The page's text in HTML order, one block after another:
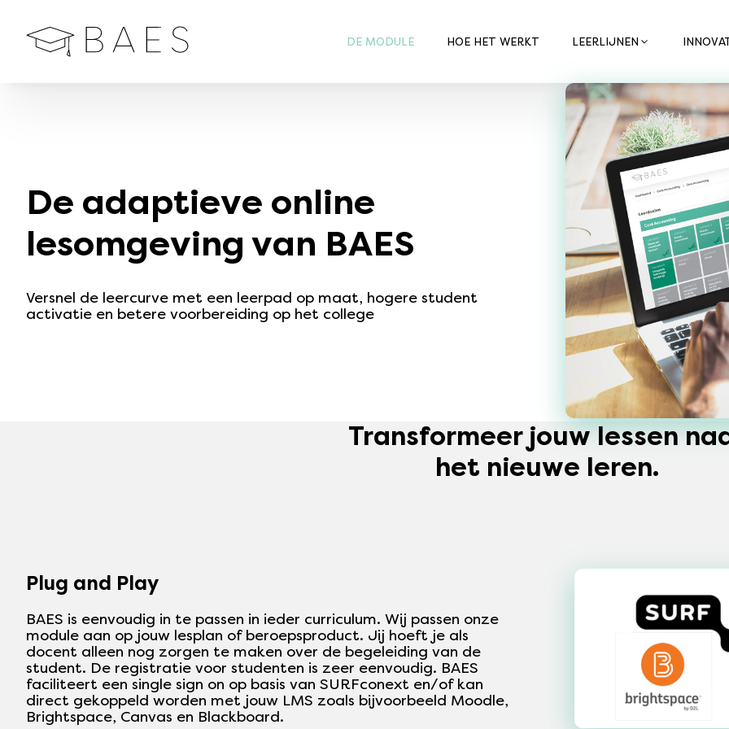
DE MODULE HOE HET WERKT LEERLIJNEN
De adaptieve online
lesomgeving van BAES
Versnel de leercurve met een leerpad op maat, hogere student
activatie en betere voorbereiding op het college
Transformeer jouw lessen
het nieuwe leren.
Plug and Play
BAES is eenvoudig in te passen in ieder curriculum. Wij passen onze
module aan op jouw lesplan of beroepsproduct. Jij hoeft je als
docent alleen nog zorgen te maken over de begeleiding van de
student. De registratie voor studenten is zeer eenvoudig. BAES
faciliteert een single sign on op basis van SURFconext en/of kan
direct gekoppeld worden met jouw LMS zoals bijvoorbeeld Moodle,
Brightspace, Canvas en Blackboard.